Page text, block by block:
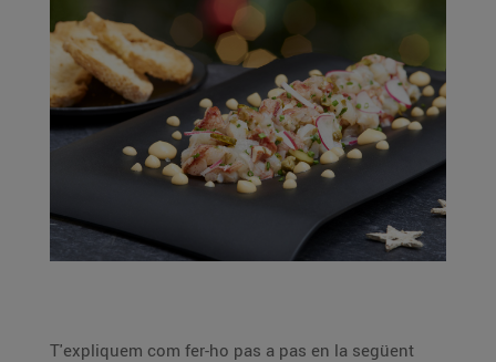
T'expliquem com fer-ho pas a pas en la següent